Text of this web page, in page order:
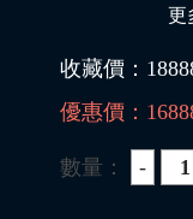
更
收藏價：
優惠價：
數量：